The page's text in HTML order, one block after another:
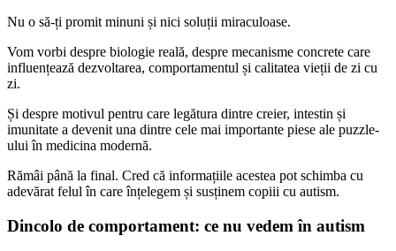
Nu o să-ți promit minuni și nici soluții miraculoase.
Vom vorbi despre biologie reală, despre mecanisme concrete care
influențează dezvoltarea, comportamentul și calitatea vieții de zi cu
zi.
Și despre motivul pentru care legătura dintre creier, intestin și
imunitate a devenit una dintre cele mai importante piese ale puzzle-
ului în medicina modernă.
Rămâi până la final. Cred că informațiile acestea pot schimba cu
adevărat felul în care înțelegem și susținem copiii cu autism.
Dincolo de comportament: ce nu vedem în autism